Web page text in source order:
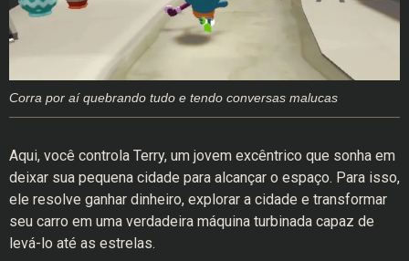
Corra por aí quebrando tudo e tendo conversas malucas
Aqui, você controla Terry, um jovem excêntrico que sonha em
deixar sua pequena cidade para alcançar o espaço. Para isso,
ele resolve ganhar dinheiro, explorar a cidade e transformar
seu carro em uma verdadeira máquina turbinada capaz de
levá-lo até as estrelas.